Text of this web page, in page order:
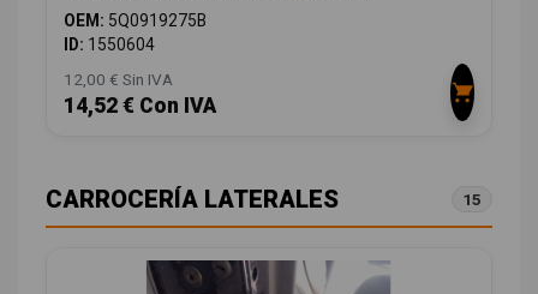
OEM: 5Q0919275B
ID: 1550604
12,00 € Sin IVA
14,52 € Con IVA
CARROCERÍA LATERALES 15